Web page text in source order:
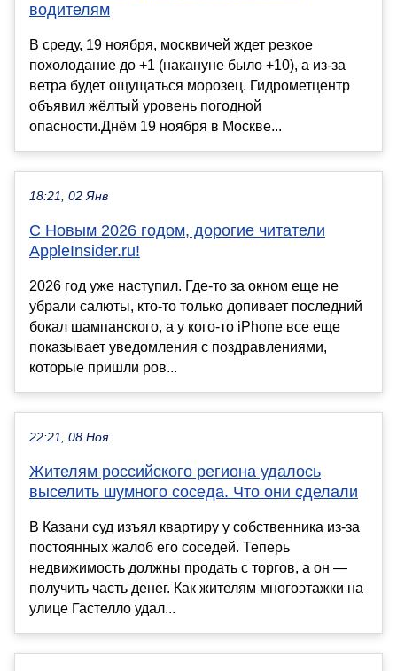
водителям
В среду, 19 ноября, москвичей ждет резкое
похолодание до +1 (накануне было +10), а из-за
ветра будет ощущаться морозец. Гидрометцентр
объявил жёлтый уровень погодной
опасности.Днём 19 ноября в Москве...
18:21, 02 Янв
С Новым 2026 годом, дорогие читатели
AppleInsider.ru!
2026 год уже наступил. Где-то за окном еще не
убрали салюты, кто-то только допивает последний
бокал шампанского, а у кого-то iPhone все еще
показывает уведомления с поздравлениями,
которые пришли ров...
22:21, 08 Ноя
Жителям российского региона удалось
выселить шумного соседа. Что они сделали
В Казани суд изъял квартиру у собственника из-за
постоянных жалоб его соседей. Теперь
недвижимость должны продать с торгов, а он —
получить часть денег. Как жителям многоэтажки на
улице Гастелло удал...